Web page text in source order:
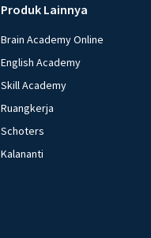
Produk Lainnya
Brain Academy Online
English Academy
Skill Academy
Ruangkerja
Schoters
Kalananti